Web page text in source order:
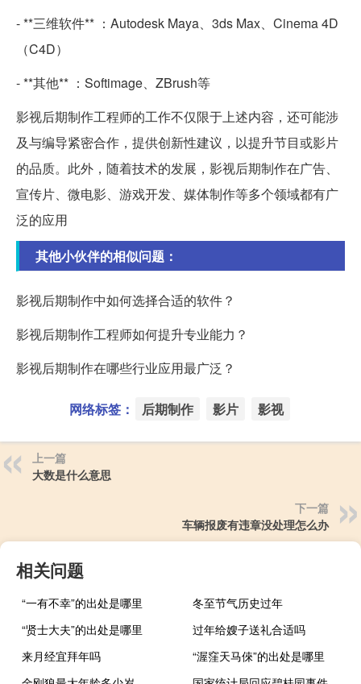
- **三维软件** ：Autodesk Maya、3ds Max、Cinema 4D
（C4D）
- **其他** ：Softimage、ZBrush等
影视后期制作工程师的工作不仅限于上述内容，还可能涉
及与编导紧密合作，提供创新性建议，以提升节目或影片
的品质。此外，随着技术的发展，影视后期制作在广告、
宣传片、微电影、游戏开发、媒体制作等多个领域都有广
泛的应用
其他小伙伴的相似问题：
影视后期制作中如何选择合适的软件？
影视后期制作工程师如何提升专业能力？
影视后期制作在哪些行业应用最广泛？
网络标签： 后期制作 影片 影视
上一篇
大数是什么意思
下一篇
车辆报废有违章没处理怎么办
相关问题
“一有不幸”的出处是哪里
冬至节气历史过年
“贤士大夫”的出处是哪里
过年给嫂子送礼合适吗
来月经宜拜年吗
“渥窪天马倈”的出处是哪里